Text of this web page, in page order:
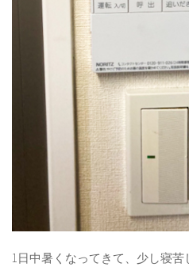
1日中暑くなってきて、少し寝苦